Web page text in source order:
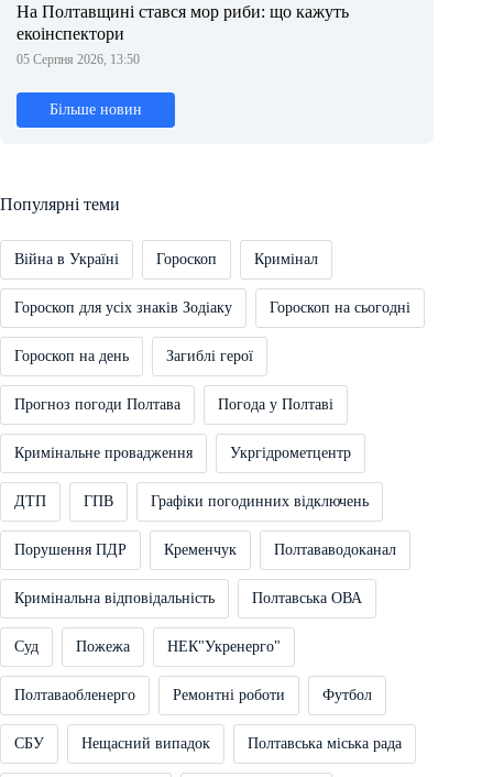
На Полтавщині стався мор риби: що кажуть
екоінспектори
05 Серпня 2026, 13:50
Більше новин
Популярні теми
Війна в Україні Гороскоп Кримінал
Гороскоп для усіх знаків Зодіаку Гороскоп на сьогодні
Гороскоп на день Загиблі герої
Прогноз погоди Полтава Погода у Полтаві
Кримінальне провадження Укргідрометцентр
ДТП ГПВ Графіки погодинних відключень
Порушення ПДР Кременчук Полтававодоканал
Кримінальна відповідальність Полтавська ОВА
Суд Пожежа НЕК"Укренерго"
Полтаваобленерго Ремонтні роботи Футбол
СБУ Нещасний випадок Полтавська міська рада